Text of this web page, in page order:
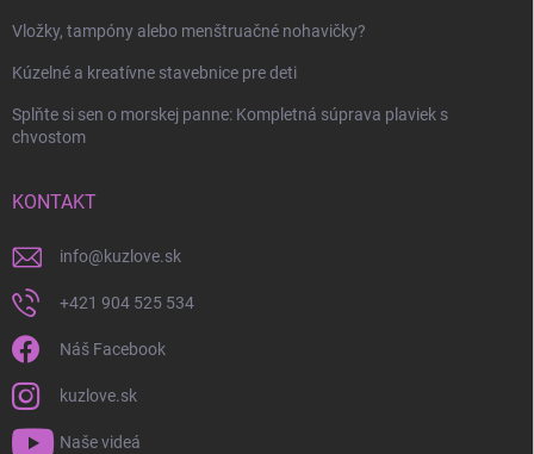
Vložky, tampóny alebo menštruačné nohavičky?
Kúzelné a kreatívne stavebnice pre deti
Splňte si sen o morskej panne: Kompletná súprava plaviek s
chvostom
KONTAKT
info@kuzlove.sk
+421 904 525 534
Náš Facebook
kuzlove.sk
Naše videá